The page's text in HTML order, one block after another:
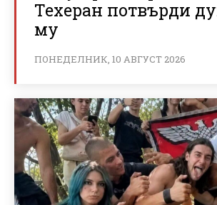
Техеран потвърди
му
ПОНЕДЕЛНИК, 10 АВГУСТ 2026